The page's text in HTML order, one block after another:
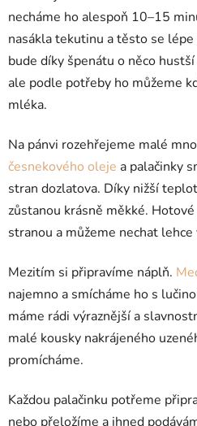
necháme ho alespoň 10–15
nasákla tekutinu a těsto se lépe
bude díky špenátu o něco
ale podle potřeby ho můžeme
mléka.
Na pánvi rozehřejeme malé
česnekového oleje a palačinky
stran dozlatova. Díky nižší
zůstanou krásně měkké.
stranou a můžeme nechat
Mezitím si připravíme náplň.
najemno a smícháme ho s
máme rádi výraznější a
malé kousky nakrájeného
promícháme.
Každou palačinku potřeme
nebo přeložíme a ihned